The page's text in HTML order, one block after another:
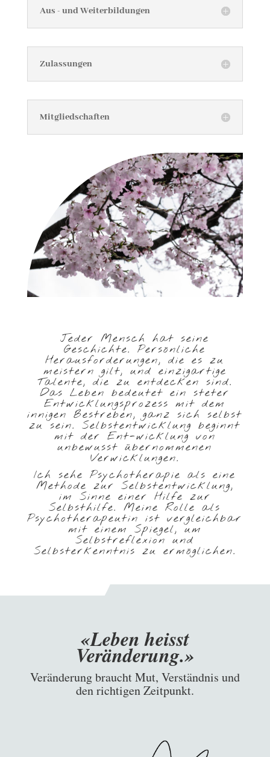
Aus - und Weiterbildungen
Zulassungen
Mitgliedschaften
Jeder Mensch hat seine
Geschichte. Persönliche
Herausforderungen, die es zu
meistern gilt, und einzigartige
Talente, die zu entdecken sind.
Das Leben bedeutet ein steter
Entwicklungsprozess mit dem
innigen Bestreben, ganz sich selbst
zu sein. Selbstentwicklung beginnt
mit der Ent-wicklung von
unbewusst übernommenen
Verwicklungen.
Ich sehe Psychotherapie als eine
Methode zur Selbstentwicklung,
im Sinne einer Hilfe zur
Selbsthilfe. Meine Rolle als
Psychotherapeutin ist vergleichbar
mit einem Spiegel, um
Selbstreflexion und
Selbsterkenntnis zu ermöglichen.
«Leben heisst
Veränderung.»
Veränderung braucht Mut, Verständnis und
den richtigen Zeitpunkt.